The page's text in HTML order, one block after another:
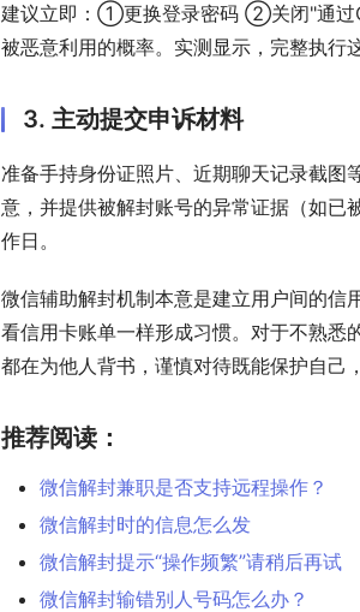
建议立即：①更换登录密码 ②关闭"通过
被恶意利用的概率。实测显示，完整执行
3. 主动提交申诉材料
准备手持身份证照片、近期聊天记录截图
意，并提供被解封账号的异常证据（如已
作日。
微信辅助解封机制本意是建立用户间的信
看信用卡账单一样形成习惯。对于不熟悉
都在为他人背书，谨慎对待既能保护自己
推荐阅读：
微信解封兼职是否支持远程操作？
微信解封时的信息怎么发
微信解封提示“操作频繁”请稍后再试
微信解封输错别人号码怎么办？